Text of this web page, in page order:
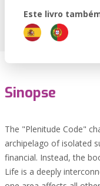
Este livro
Sinopse
The "Plenitude Code"
archipelago of isolated
financial. Instead, the
Life is a deeply